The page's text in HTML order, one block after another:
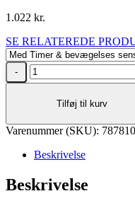
1.022 kr.
SE RELATEREDE
Unite
Silent
&
sensor
System+
komplet
Tilføj til kurv
Varenummer (SKU):
Beskrivelse
Beskrivelse